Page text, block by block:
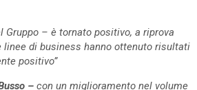
Gruppo – è tornato positivo, a riprova
di business hanno ottenuto risultati
positivo”
– con un miglioramento nel volume